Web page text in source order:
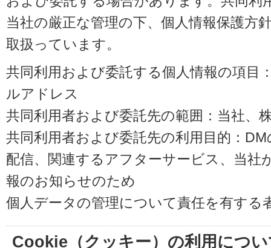
当社の厳正な管理の下、個人情報保護方
取扱っています。
共同利用および委託する個人情報の項目
ルアドレス
共同利用者および委託先の範囲：当社、
共同利用者および委託先の利用目的：
配信、関連するアフターサービス、当社
報のお知らせのため
個人データの管理について責任を有する
Cookie（クッキー）の利用につ